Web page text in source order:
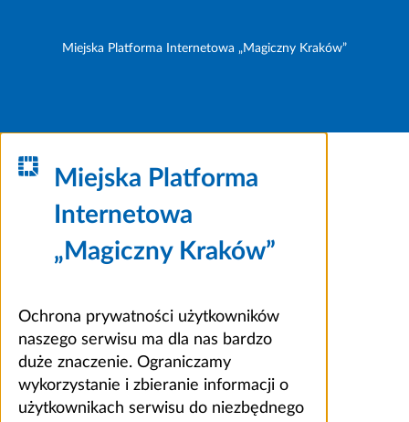
Miejska Platforma Internetowa „Magiczny Kraków”
Miejska Platforma
Internetowa
„Magiczny Kraków”
Ochrona prywatności użytkowników
naszego serwisu ma dla nas bardzo
duże znaczenie. Ograniczamy
wykorzystanie i zbieranie informacji o
użytkownikach serwisu do niezbędnego